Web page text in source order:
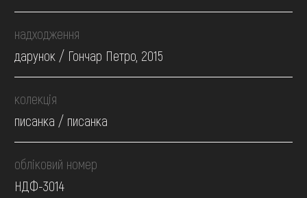
надходження
дарунок / Гончар Петро, 2015
колекція
писанка / писанка
обліковий номер
НДФ-3014